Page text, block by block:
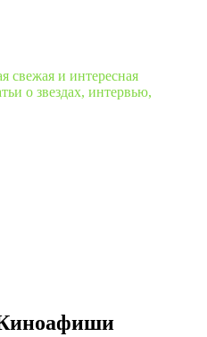
свежая и интересная
о звездах, интервью,